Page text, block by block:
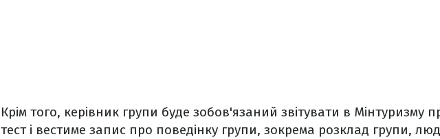
Крім того, керівник групи буде зобов'язаний звітувати в Мінтуризму
тест і вестиме запис про поведінку групи, зокрема розклад групи,